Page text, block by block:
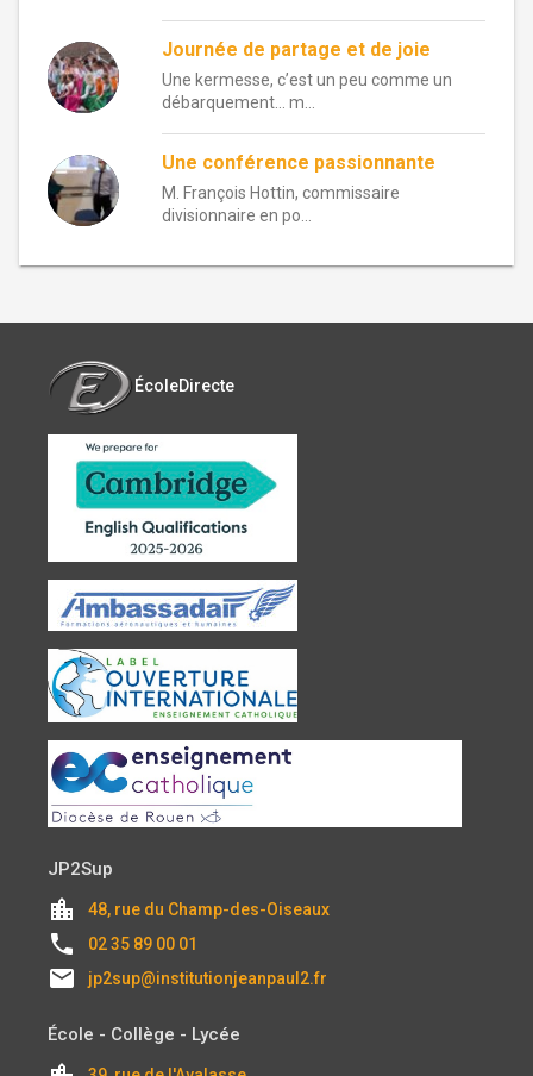
Journée de partage et de joie
Une kermesse, c’est un peu comme un
débarquement… m...
Une conférence passionnante
M. François Hottin, commissaire
divisionnaire en po...
ÉcoleDirecte
JP2Sup
location_city 48, rue du Champ-des-Oiseaux
local_phone 02 35 89 00 01
email jp2sup@institutionjeanpaul2.fr
École - Collège - Lycée